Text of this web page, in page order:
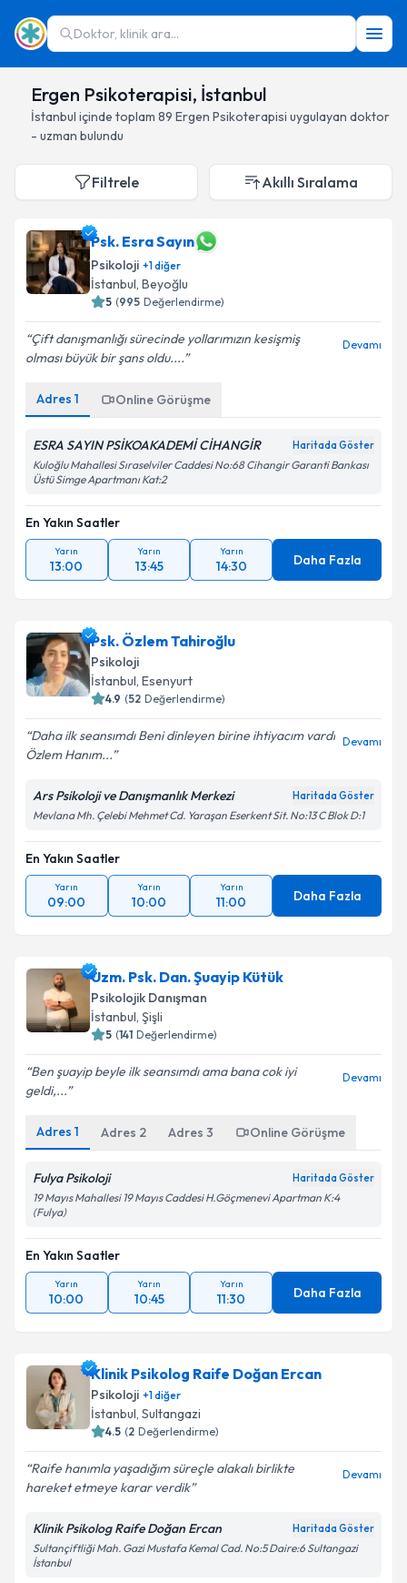
Doktor, klinik ara...
Ergen Psikoterapisi, İstanbul
İstanbul içinde toplam 89 Ergen Psikoterapisi uygulayan doktor
- uzman bulundu
Filtrele Akıllı Sıralama
Psk. Esra Sayın
Psikoloji +1diğer
İstanbul, Beyoğlu
5 (995 Değerlendirme)
Çift danışmanlığı sürecinde yollarımızın kesişmiş
olması büyük bir şans oldu....
Devamı
Adres 1 Online Görüşme
ESRA SAYIN PSİKOAKADEMİ CİHANGİR Haritada Göster
Kuloğlu Mahallesi Sıraselviler Caddesi No:68 Cihangir Garanti Bankası
Üstü Simge Apartmanı Kat:2
En Yakın Saatler
Yarın
13:00
Yarın
13:45
Yarın
14:30 Daha Fazla
Psk. Özlem Tahiroğlu
Psikoloji
İstanbul, Esenyurt
4.9 (52 Değerlendirme)
Daha ilk seansımdı Beni dinleyen birine ihtiyacım vardı
Özlem Hanım...
Devamı
Ars Psikoloji ve Danışmanlık Merkezi Haritada Göster
Mevlana Mh. Çelebi Mehmet Cd. Yaraşan Eserkent Sit. No:13 C Blok D:1
En Yakın Saatler
Yarın
09:00
Yarın
10:00
Yarın
11:00 Daha Fazla
Uzm. Psk. Dan. Şuayip Kütük
Psikolojik Danışman
İstanbul, Şişli
5 (141 Değerlendirme)
Ben şuayip beyle ilk seansımdı ama bana cok iyi
geldi,...
Devamı
Adres 1 Adres 2 Adres 3 Online Görüşme
Fulya Psikoloji Haritada Göster
19 Mayıs Mahallesi 19 Mayıs Caddesi H.Göçmenevi Apartman K:4
(Fulya)
En Yakın Saatler
Yarın
10:00
Yarın
10:45
Yarın
11:30 Daha Fazla
Klinik Psikolog Raife Doğan Ercan
Psikoloji +1diğer
İstanbul, Sultangazi
4.5 (2 Değerlendirme)
Raife hanımla yaşadığım süreçle alakalı birlikte
hareket etmeye karar verdik
Devamı
Klinik Psikolog Raife Doğan Ercan Haritada Göster
Sultançiftliği Mah. Gazi Mustafa Kemal Cad. No:5 Daire:6 Sultangazi
İstanbul